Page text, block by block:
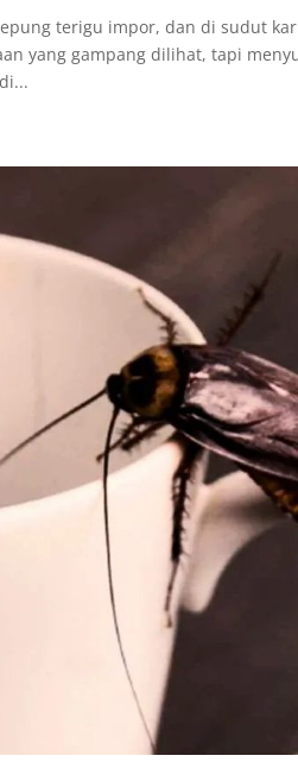
terigu impor, dan di sudut
yang gampang dilihat, tapi